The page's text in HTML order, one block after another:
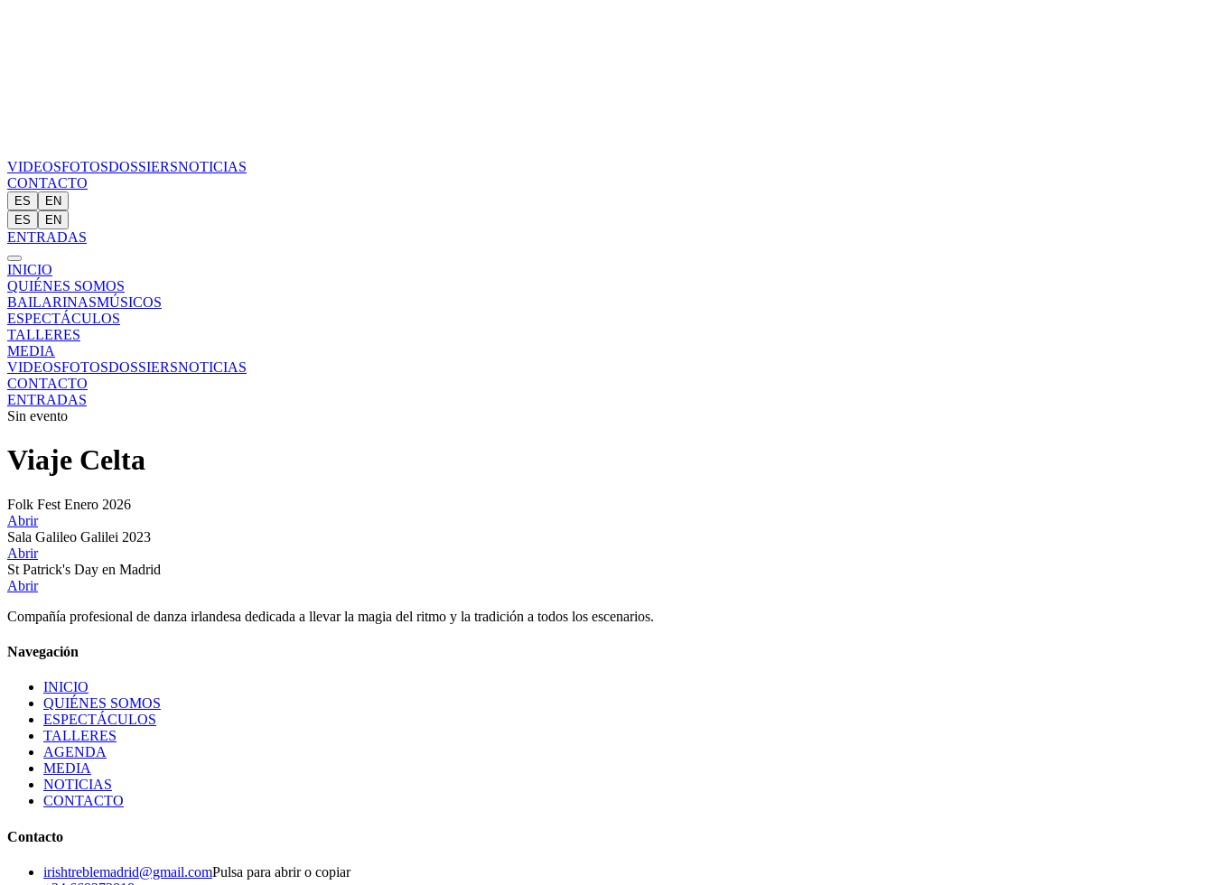
VIDEOSFOTOSDOSSIERSNOTICIAS
CONTACTO
ES
EN
ES
EN
ENTRADAS
INICIO
QUIÉNES SOMOS
BAILARINASMÚSICOS
ESPECTÁCULOS
TALLERES
MEDIA
VIDEOSFOTOSDOSSIERSNOTICIAS
CONTACTO
ENTRADAS
Sin evento
Viaje Celta
Folk Fest Enero 2026
Abrir
Sala Galileo Galilei 2023
Abrir
St Patrick's Day en Madrid
Abrir
Compañía profesional de danza irlandesa dedicada a llevar la magia del ritmo y la tradición a todos los escenarios.
Navegación
INICIO
QUIÉNES SOMOS
ESPECTÁCULOS
TALLERES
AGENDA
MEDIA
NOTICIAS
CONTACTO
Contacto
irishtreblemadrid@gmail.comPulsa para abrir o copiar